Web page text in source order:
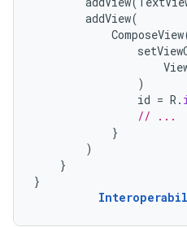
addView(
ComposeView
)
id = R .
// ...
}
)
}
}